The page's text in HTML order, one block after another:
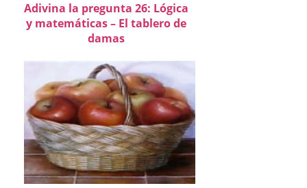
Adivina la pregunta 26: Lógica
y matemáticas – El tablero de
damas